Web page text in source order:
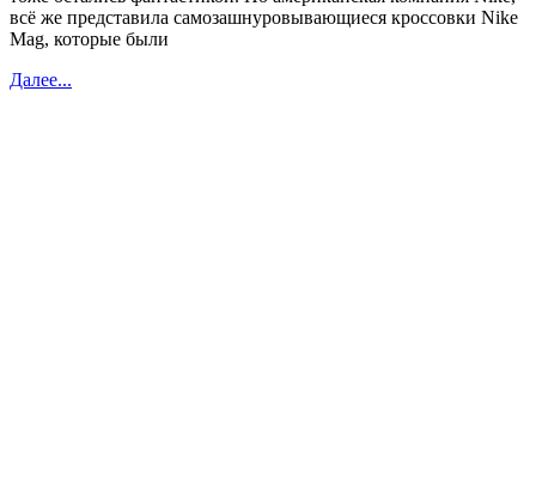
всё же представила самозашнуровывающиеся кроссовки Nike
Mag, которые были
Далее...